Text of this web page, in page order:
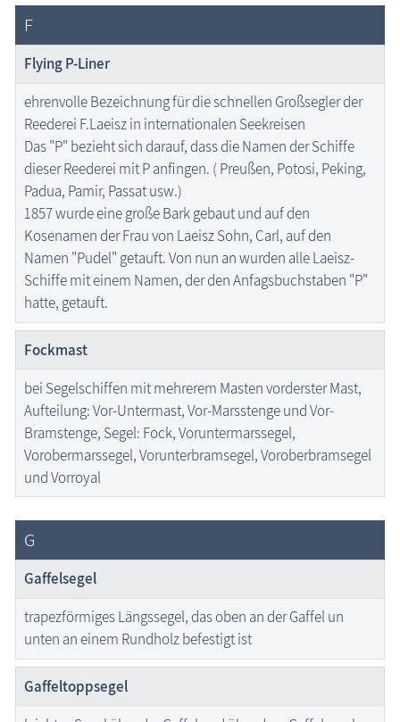
F
Flying P-Liner
ehrenvolle Bezeichnung für die schnellen Großsegler der
Reederei F.Laeisz in internationalen Seekreisen
Das "P" bezieht sich darauf, dass die Namen der Schiffe
dieser Reederei mit P anfingen. ( Preußen, Potosi, Peking,
Padua, Pamir, Passat usw.)
1857 wurde eine große Bark gebaut und auf den
Kosenamen der Frau von Laeisz Sohn, Carl, auf den
Namen "Pudel" getauft. Von nun an wurden alle Laeisz-
Schiffe mit einem Namen, der den Anfagsbuchstaben "P"
hatte, getauft.
Fockmast
bei Segelschiffen mit mehrerem Masten vorderster Mast,
Aufteilung: Vor-Untermast, Vor-Marsstenge und Vor-
Bramstenge, Segel: Fock, Voruntermarssegel,
Vorobermarssegel, Vorunterbramsegel, Voroberbramsegel
und Vorroyal
G
Gaffelsegel
trapezförmiges Längssegel, das oben an der Gaffel un
unten an einem Rundholz befestigt ist
Gaffeltoppsegel